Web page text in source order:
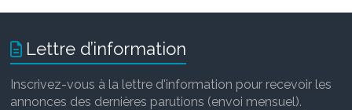
Lettre d’information
Inscrivez-vous à la lettre d'information pour recevoir les
annonces des dernières parutions (envoi mensuel).